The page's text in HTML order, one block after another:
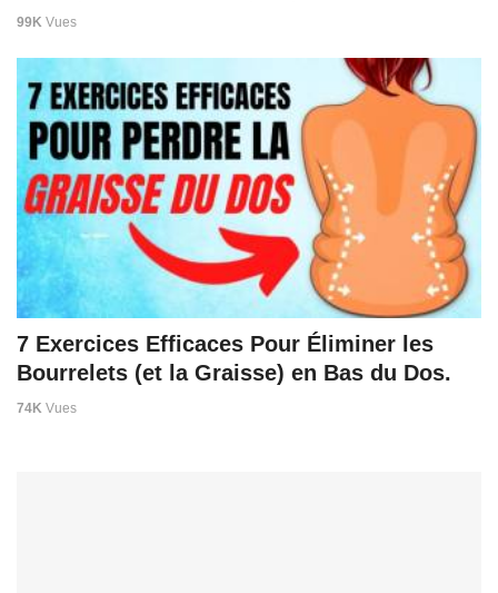
99K Vues
7 Exercices Efficaces Pour Éliminer les
Bourrelets (et la Graisse) en Bas du Dos.
74K Vues